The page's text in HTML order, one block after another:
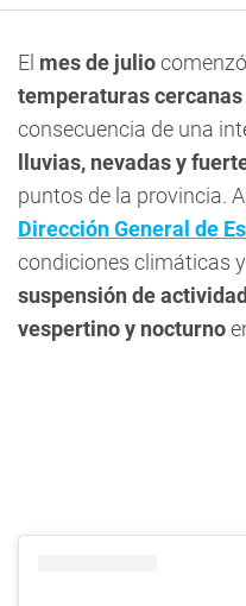
El mes de julio
temperaturas cercanas
consecuencia de una
lluvias, nevadas y
puntos de la provincia.
Dirección General de
condiciones climáticas
suspensión de
vespertino y nocturno